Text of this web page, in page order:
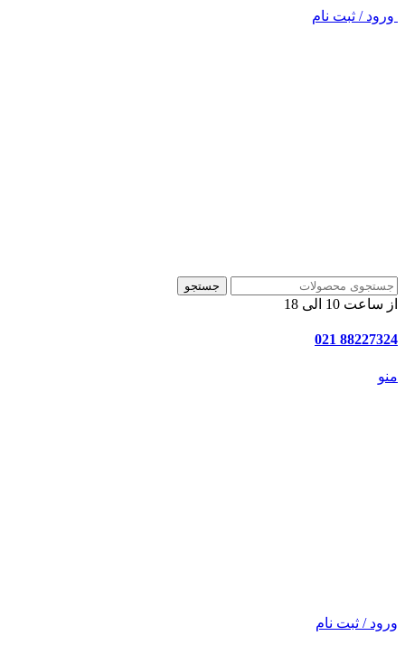
ورود / ثبت نام
جستجو
از ساعت 10 الی 18
88227324 021
منو
ورود / ثبت نام